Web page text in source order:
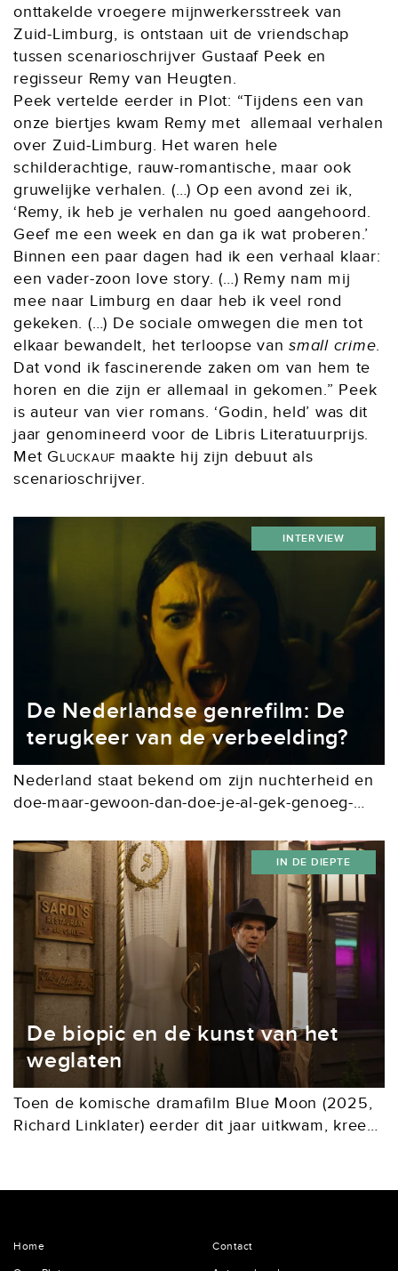
onttakelde vroegere mijnwerkersstreek van
Zuid-Limburg, is ontstaan uit de vriendschap
tussen scenarioschrijver Gustaaf Peek en
regisseur Remy van Heugten.
Peek vertelde eerder in Plot: “Tijdens een van
onze biertjes kwam Remy met allemaal verhalen
over Zuid-Limburg. Het waren hele
schilderachtige, rauw-romantische, maar ook
gruwelijke verhalen. (…) Op een avond zei ik,
‘Remy, ik heb je verhalen nu goed aangehoord.
Geef me een week en dan ga ik wat proberen.’
Binnen een paar dagen had ik een verhaal klaar:
een vader-zoon love story. (…) Remy nam mij
mee naar Limburg en daar heb ik veel rond
gekeken. (…) De sociale omwegen die men tot
elkaar bewandelt, het terloopse vansmall crime.
Dat vond ik fascinerende zaken om van hem te
horen en die zijn er allemaal in gekomen.” Peek
is auteur van vier romans. ‘Godin, held’ was dit
jaar genomineerd voor de Libris Literatuurprijs.
Met Gluckauf maakte hij zijn debuut als
scenarioschrijver.
De Nederlandse genrefilm: De
terugkeer van de verbeelding?
Nederland staat bekend om zijn nuchterheid en
doe-maar-gewoon-dan-doe-je-al-gek-genoeg-
weerspiegeld in de films die we maken, waarin
het realisme de boventoon voert. Daar zijn een
aantal...
INTERVIEW
De biopic en de kunst van het
weglaten
Toen de komische dramafilm Blue Moon (2025,
Richard Linklater) eerder dit jaar uitkwam, kreeg
van Lorenz...
IN DE DIEPTE
Home Contact